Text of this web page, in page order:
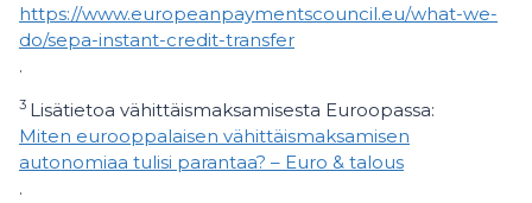
https://www.europeanpaymentscouncil.eu/what-we-
do/sepa-instant-credit-transfer
.
3 Lisätietoa vähittäismaksamisesta Euroopassa:
Miten eurooppalaisen vähittäismaksamisen
autonomiaa tulisi parantaa? – Euro & talous
.